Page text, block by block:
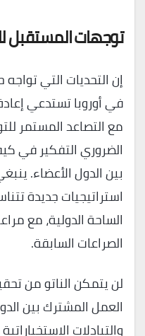
توجهات المستقبل
إن التحديات التي
في أوروبا تستدعي
مع التصاعد المستمر
الضروري التفكير في
بين الدول الأعضاء.
استراتيجيات جديدة
الساحة الدولية، مع
الصراعات السابقة.
لن يتمكن الناتو من
العمل المشترك بين
والتبادلات